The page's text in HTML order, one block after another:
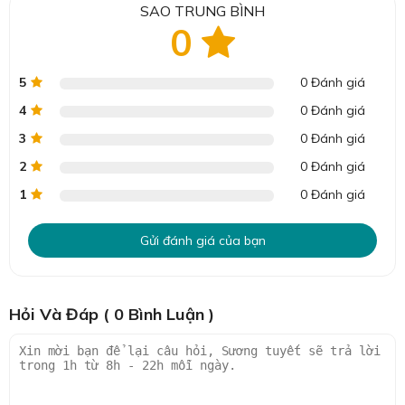
SAO TRUNG BÌNH
0
5
0 Đánh giá
4
0 Đánh giá
3
0 Đánh giá
2
0 Đánh giá
1
0 Đánh giá
Gửi đánh giá của bạn
Hỏi Và Đáp ( 0 Bình Luận )